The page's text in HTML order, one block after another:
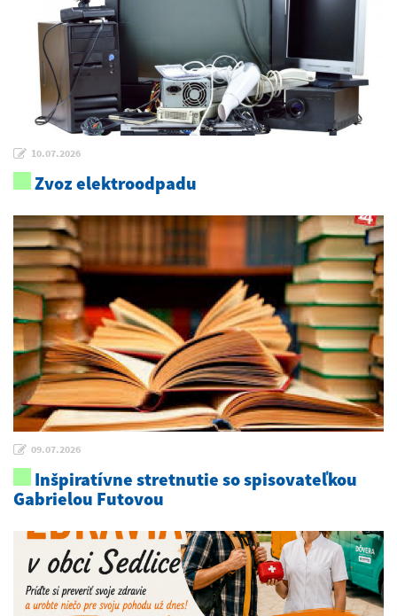
10.07.2026
Zvoz elektroodpadu
09.07.2026
Inšpiratívne stretnutie so spisovateľkou
Gabrielou Futovou